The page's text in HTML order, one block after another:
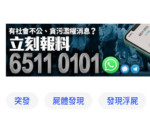
突發 屍體發現 發現浮屍